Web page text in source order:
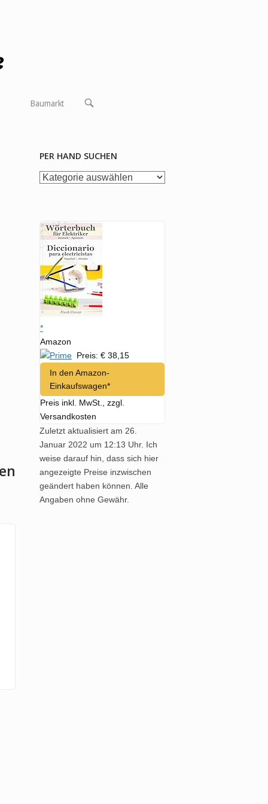
Baumarkt
OPEN
PER HAND SUCHEN
per
*
Amazon
Preis: € 38,15
In den Amazon-
Einkaufswagen*
Preis inkl. MwSt., zzgl.
Versandkosten
Zuletzt aktualisiert am 26.
Januar 2022 um 12:13 Uhr. Ich
weise darauf hin, dass sich hier
angezeigte Preise inzwischen
geändert haben können. Alle
Angaben ohne Gewähr.